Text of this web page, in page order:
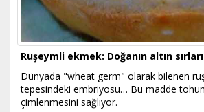
Ruşeymli ekmek: Doğanın altın
Dünyada "wheat germ" olarak bilenen
tepesindeki embriyosu… Bu madde
çimlenmesini sağlıyor.